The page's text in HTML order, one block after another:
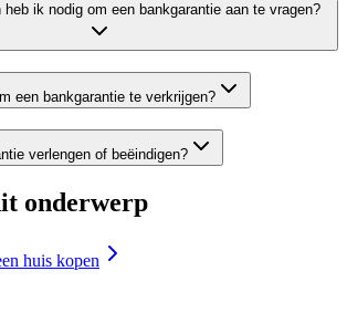
ik nodig om een bankgarantie aan te vragen?
een bankgarantie te verkrijgen?
verlengen of beëindigen?
onderwerp
huis kopen